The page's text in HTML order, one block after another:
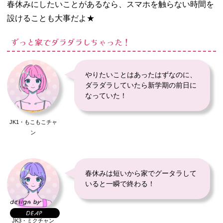
春休みにしたいことがあるなら、スマホを触らない時間を
設けることも大事だよ★
ずっと家でダラダラしちゃった！
JK1・もこもこチャ
ン
やりたいことはあったはずなのに、
ダラダラしていたら新学期の前日に
なっていた！
JK3・ミクチャン
春休みは短いから家でグータラして
いると一瞬で終わる！